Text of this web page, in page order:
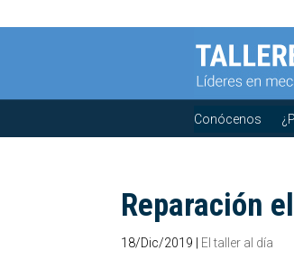
Conócenos
Reparación
18/Dic/2019 El taller al día